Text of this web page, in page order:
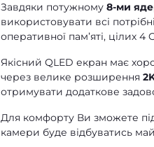
Завдяки потужному 8-ми
використовувати всі
оперативної памʼяті, цілих 4
Якісний QLED екран має
через велике розширення
отримувати додаткове
Для комфорту Ви зможете
камери буде відбуватись